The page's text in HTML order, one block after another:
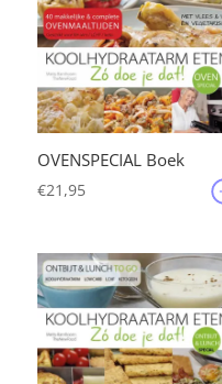
OVENSPECIAL Boek
€21,95